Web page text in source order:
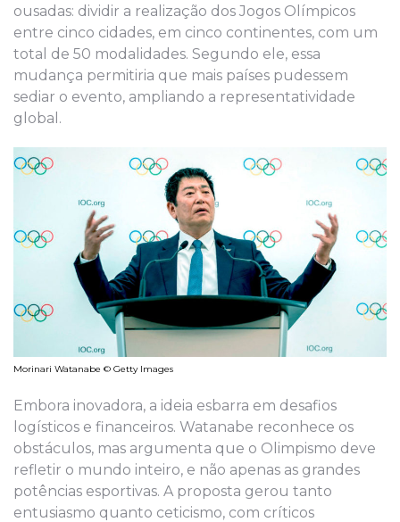
ousadas: dividir a realização dos Jogos Olímpicos
entre cinco cidades, em cinco continentes, com um
total de 50 modalidades. Segundo ele, essa
mudança permitiria que mais países pudessem
sediar o evento, ampliando a representatividade
global.
Morinari Watanabe © Getty Images
Embora inovadora, a ideia esbarra em desafios
logísticos e financeiros. Watanabe reconhece os
obstáculos, mas argumenta que o Olimpismo deve
refletir o mundo inteiro, e não apenas as grandes
potências esportivas. A proposta gerou tanto
entusiasmo quanto ceticismo, com críticos